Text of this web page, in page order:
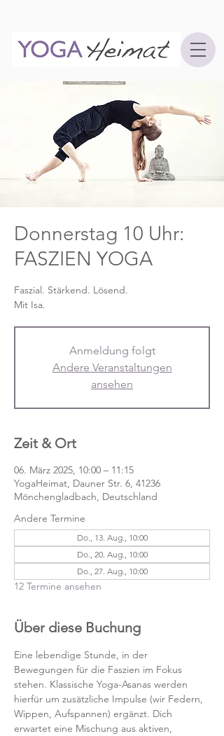
Donnerstag 10 Uhr:
FASZIEN YOGA
Faszial. Stärkend. Lösend.
Mit Isa.
Anmeldung folgt
Andere Veranstaltungen
ansehen
Zeit & Ort
06. März 2025, 10:00 – 11:15
YogaHeimat, Dauner Str. 6, 41236
Mönchengladbach, Deutschland
Andere Termine
Do., 13. Aug., 10:00
Do., 20. Aug., 10:00
Do., 27. Aug., 10:00
12 Termine ansehen
Über diese Buchung
Eine lebendige Stunde, in der
Bewegungen für die Faszien im Fokus
stehen. Klassische Yoga-Asanas werden
hierfür um zusätzliche Impulse (wir Federn,
Wippen, Aufspannen) ergänzt. Dich
erwartet eine Mischung aus aktiven,